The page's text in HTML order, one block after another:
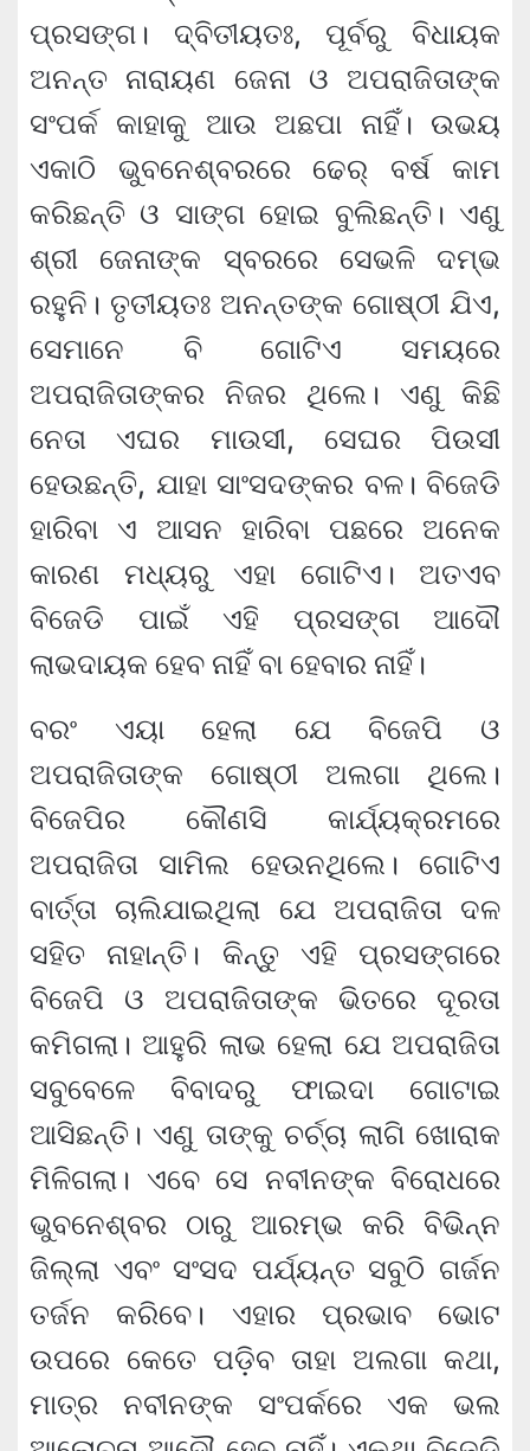
ପ୍ରସଙ୍ଗ। ଦ୍ବିତୀୟତଃ, ପୂର୍ବରୁ ବିଧାୟକ
ଅନନ୍ତ ନାରାୟଣ ଜେନା ଓ ଅପରାଜିତାଙ୍କ
ସଂପର୍କ କାହାକୁ ଆଉ ଅଛପା ନାହିଁ। ଉଭୟ
ଏକାଠି ଭୁବନେଶ୍ବରରେ ଢେର୍ ବର୍ଷ କାମ
କରିଛନ୍ତି ଓ ସାଙ୍ଗ ହୋଇ ବୁଲିଛନ୍ତି। ଏଣୁ
ଶ୍ରୀ ଜେନାଙ୍କ ସ୍ବରରେ ସେଭଳି ଦମ୍ଭ
ରହୁନି। ତୃତୀୟତଃ ଅନନ୍ତଙ୍କ ଗୋଷ୍ଠୀ ଯିଏ,
ସେମାନେ ବି ଗୋଟିଏ ସମୟରେ
ଅପରାଜିତାଙ୍କର ନିଜର ଥିଲେ। ଏଣୁ କିଛି
ନେତା ଏଘର ମାଉସୀ, ସେଘର ପିଉସୀ
ହେଉଛନ୍ତି, ଯାହା ସାଂସଦଙ୍କର ବଳ। ବିଜେଡି
ହାରିବା ଏ ଆସନ ହାରିବା ପଛରେ ଅନେକ
କାରଣ ମଧ୍ୟରୁ ଏହା ଗୋଟିଏ। ଅତଏବ
ବିଜେଡି ପାଇଁ ଏହି ପ୍ରସଙ୍ଗ ଆଦୌ
ଲାଭଦାୟକ ହେବ ନାହିଁ ବା ହେବାର ନାହିଁ।
ବରଂ ଏୟା ହେଲା ଯେ ବିଜେପି ଓ
ଅପରାଜିତାଙ୍କ ଗୋଷ୍ଠୀ ଅଲଗା ଥିଲେ।
ବିଜେପିର କୌଣସି କାର୍ଯ୍ୟକ୍ରମରେ
ଅପରାଜିତା ସାମିଲ ହେଉନଥିଲେ। ଗୋଟିଏ
ବାର୍ତ୍ତା ଚାଲିଯାଇଥିଲା ଯେ ଅପରାଜିତା ଦଳ
ସହିତ ନାହାନ୍ତି। କିନ୍ତୁ ଏହି ପ୍ରସଙ୍ଗରେ
ବିଜେପି ଓ ଅପରାଜିତାଙ୍କ ଭିତରେ ଦୂରତା
କମିଗଲା। ଆହୁରି ଲାଭ ହେଲା ଯେ ଅପରାଜିତା
ସବୁବେଳେ ବିବାଦରୁ ଫାଇଦା ଗୋଟାଇ
ଆସିଛନ୍ତି। ଏଣୁ ତାଙ୍କୁ ଚର୍ଚ୍ଚା ଲାଗି ଖୋରାକ
ମିଳିଗଲା। ଏବେ ସେ ନବୀନଙ୍କ ବିରୋଧରେ
ଭୁବନେଶ୍ବର ଠାରୁ ଆରମ୍ଭ କରି ବିଭିନ୍ନ
ଜିଲ୍ଲା ଏବଂ ସଂସଦ ପର୍ଯ୍ୟନ୍ତ ସବୁଠି ଗର୍ଜନ
ତର୍ଜନ କରିବେ। ଏହାର ପ୍ରଭାବ ଭୋଟ
ଉପରେ କେତେ ପଡ଼ିବ ତାହା ଅଲଗା କଥା,
ମାତ୍ର ନବୀନଙ୍କ ସଂପର୍କରେ ଏକ ଭଲ